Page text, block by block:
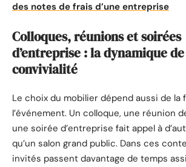
des notes de frais d’une entreprise
Colloques, réunions et soirées
d’entreprise : la dynamique
convivialité
Le choix du mobilier dépend aussi de la
l’événement. Un colloque, une réunion
une soirée d’entreprise fait appel à
qu’un salon grand public. Dans ces
invités passent davantage de temps